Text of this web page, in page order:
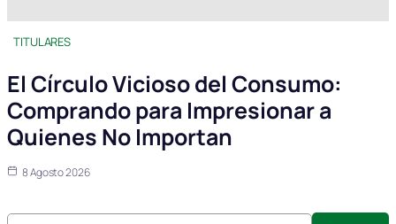
TITULARES
El Círculo Vicioso del Consumo:
Comprando para Impresionar a
Quienes No Importan
8 Agosto 2026